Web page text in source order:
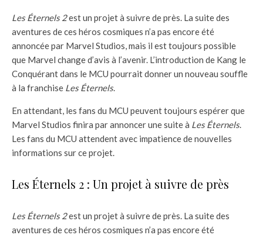
Les Éternels 2est un projet à suivre de près. La suite des
aventures de ces héros cosmiques n’a pas encore été
annoncée par Marvel Studios, mais il est toujours possible
que Marvel change d’avis à l’avenir. L’introduction de Kang le
Conquérant dans le MCU pourrait donner un nouveau souffle
à la franchise Les Éternels.
En attendant, les fans du MCU peuvent toujours espérer que
Marvel Studios finira par annoncer une suite à Les Éternels.
Les fans du MCU attendent avec impatience de nouvelles
informations sur ce projet.
Les Éternels 2 : Un projet à suivre de près
Les Éternels 2est un projet à suivre de près. La suite des
aventures de ces héros cosmiques n’a pas encore été